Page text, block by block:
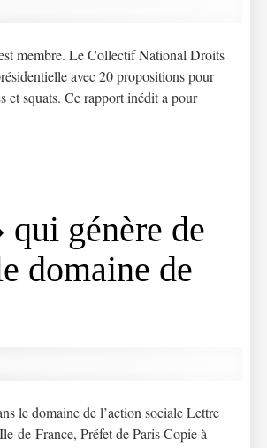
membre. Le Collectif National Droits
avec 20 propositions pour
et squats. Ce rapport inédit a pour
génère de
domaine de
le domaine de l’action sociale Lettre
de-France, Préfet de Paris Copie à